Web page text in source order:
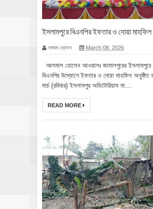
ইসলামপুরে বিএনপির ইফতার ও দোয়া মাহফিল
সাদ্দাম হোসেন March 08, 2026
আলমাস হোসেন আওয়ালঃ জামালপুরের ইসলামপুরে
বিএনপির উদ্যোগে ইফতার ও দোয়া মাহফিল
মার্চ (রবিবার) ইসলামপুর অডিটোরিয়াম মা...
READ MORE